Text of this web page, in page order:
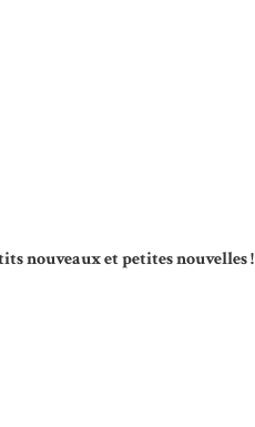
nouveaux et petites nouvelles !